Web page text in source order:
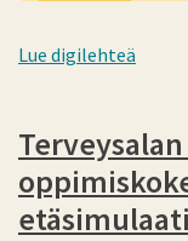
Lue digilehteä